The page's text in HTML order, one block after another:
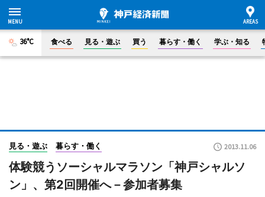
36°C 食べる 見る・遊ぶ 買う 暮らす・働く 学ぶ・知る
見る・遊ぶ 暮らす・働く 2013.11.06
体験競うソーシャルマラソン「神戸シャルソ
ン」、第2回開催へ－参加者募集